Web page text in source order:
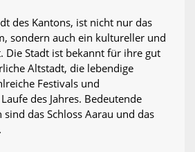
des Kantons, ist nicht nur das
sondern auch ein kultureller und
Die Stadt ist bekannt für ihre gut
Altstadt, die lebendige
Festivals und
des Jahres. Bedeutende
das Schloss Aarau und das